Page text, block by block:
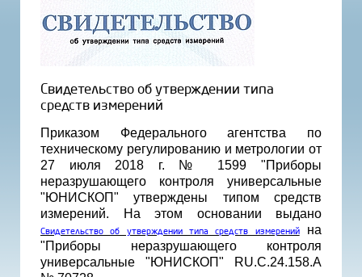
Свидетельство об утверждении типа
средств измерений
Приказом Федерального агентства по
техническому регулированию и метрологии от
27 июля 2018 г. № 1599 "Приборы
неразрушающего контроля универсальные
"ЮНИСКОП" утверждены типом средств
измерений. На этом основании выдано
Свидетельство об утверждении типа средств измеренийна
"Приборы неразрушающего контроля
универсальные "ЮНИСКОП" RU.C.24.158.A